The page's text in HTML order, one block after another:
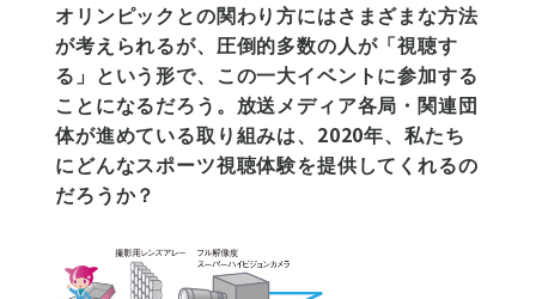
オリンピックとの関わり方にはさまざまな方法
が考えられるが、圧倒的多数の人が「視聴す
る」という形で、この一大イベントに参加する
ことになるだろう。放送メディア各局・関連団
体が進めている取り組みは、2020年、私たち
にどんなスポーツ視聴体験を提供してくれるの
だろうか？